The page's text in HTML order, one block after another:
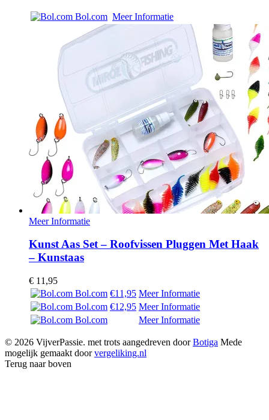
Bol.com Meer Informatie
Meer Informatie
Kunst Aas Set – Roofvissen Pluggen Met Haak
– Kunstaas
€ 11,95
Bol.com €11,95 Meer Informatie
Bol.com €12,95 Meer Informatie
Bol.com
Meer Informatie
© 2026 VijverPassie. met trots aangedreven doorBotiga Mede
mogelijk gemaakt doorvergeliking.nl
Terug naar boven